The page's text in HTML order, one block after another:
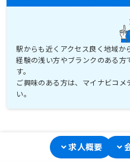
駅からも近くアクセス良く地域か
経験の浅い方やブランクのある方
す。
ご興味のある方は、マイナビコ
い。
求人概要